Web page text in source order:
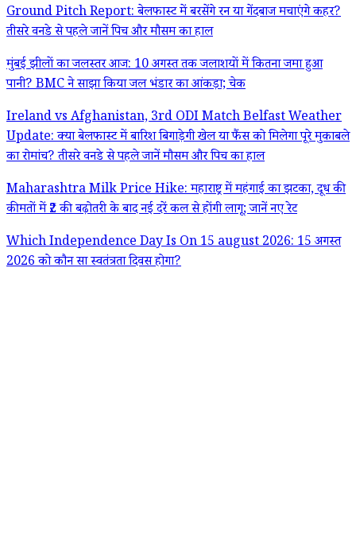
Ground Pitch Report: बेलफास्ट में बरसेंगे रन या गेंदबाज मचाएंगे कहर?
तीसरे वनडे से पहले जानें पिच और मौसम का हाल
मुंबई झीलों का जलस्तर आज: 10 अगस्त तक जलाशयों में कितना जमा हुआ
पानी? BMC ने साझा किया जल भंडार का आंकड़ा; चेक
Ireland vs Afghanistan, 3rd ODI Match Belfast Weather
Update: क्या बेलफास्ट में बारिश बिगाड़ेगी खेल या फैंस को मिलेगा पूरे मुकाबले
का रोमांच? तीसरे वनडे से पहले जानें मौसम और पिच का हाल
Maharashtra Milk Price Hike: महाराष्ट्र में महंगाई का झटका, दूध की
कीमतों में ₹2 की बढ़ोतरी के बाद नई दरें कल से होंगी लागू; जानें नए रेट
Which Independence Day Is On 15 august 2026: 15 अगस्त
2026 को कौन सा स्वतंत्रता दिवस होगा?